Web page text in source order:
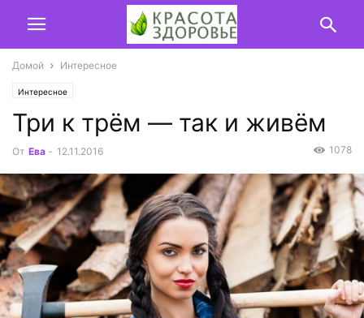
Домой Интересное
Интересное
Три к трём — так и живём
От Ева - 12.11.2016 1078